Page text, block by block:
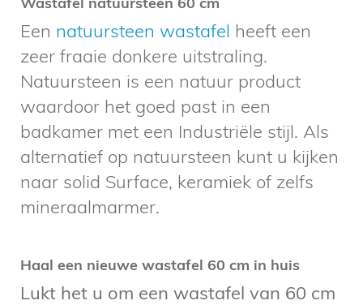
Een natuursteen wastafel heeft een
zeer fraaie donkere uitstraling.
Natuursteen is een natuur product
waardoor het goed past in een
badkamer met een Industriële stijl. Als
alternatief op natuursteen kunt u kijken
naar solid Surface, keramiek of zelfs
mineraalmarmer.
Haal een nieuwe wastafel 60 cm in huis
Lukt het u om een wastafel van 60 cm